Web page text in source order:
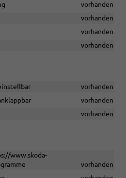
vorhanden
vorhanden
vorhanden
vorhanden
vorhanden
vorhanden
vorhanden
www.skoda-
vorhanden